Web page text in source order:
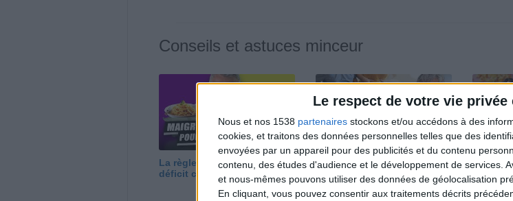
Le respect de votre vie
Nous et nos 1538 partenaires stockons et/ou accédons à des
cookies, et traitons des données personnelles telles que des
envoyées par un appareil pour des publicités et du contenu
contenu, des études d'audience et le développement de services.
et nous-mêmes pouvons utiliser des données de géolocalisation
En cliquant, vous pouvez consentir aux traitements décrits
Conseils et astuces minceur
La règle N°1 pour maigrir : le
déficit calorique
Perdre 10 kg : ma méthode
est imparable
Et
Je fais